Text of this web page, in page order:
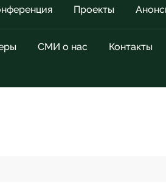
Проекты
СМИ о нас Контакты